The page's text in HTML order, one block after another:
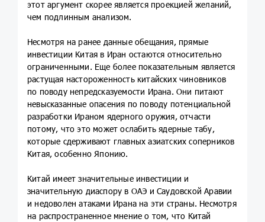
этот аргумент скорее является проекцией желаний,
чем подлинным анализом.
Несмотря на ранее данные обещания, прямые
инвестиции Китая в Иран остаются относительно
ограниченными. Еще более показательным является
растущая настороженность китайских чиновников
по поводу непредсказуемости Ирана. Они питают
невысказанные опасения по поводу потенциальной
разработки Ираном ядерного оружия, отчасти
потому, что это может ослабить ядерные табу,
которые сдерживают главных азиатских соперников
Китая, особенно Японию.
Китай имеет значительные инвестиции и
значительную диаспору в ОАЭ и Саудовской Аравии
и недоволен атаками Ирана на эти страны. Несмотря
на распространенное мнение о том, что Китай